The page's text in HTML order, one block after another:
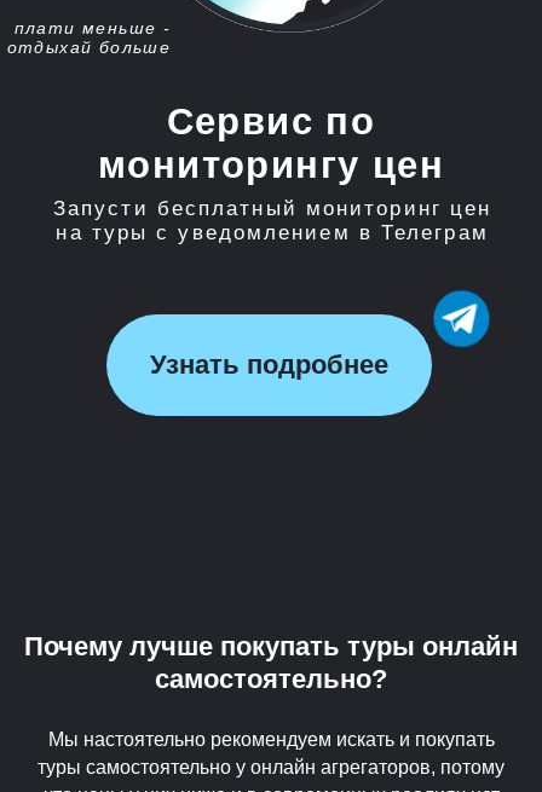
Почему лучше покупать туры онлайн
самостоятельно?
Мы настоятельно рекомендуем искать и покупать
туры самостоятельно у онлайн агрегаторов, потому